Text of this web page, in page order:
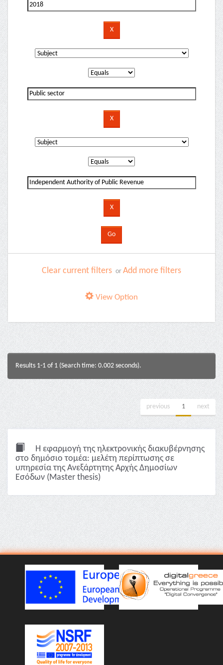
Clear current filters or Add more filters
View Option
Results 1-1 of 1 (Search time: 0.002 seconds).
previous 1 next
Η εφαρμογή της ηλεκτρονικής διακυβέρνησης
στο δημόσιο τομέα: μελέτη περίπτωσης σε
υπηρεσία της Ανεξάρτητης Αρχής Δημοσίων
Εσόδων (Master thesis)